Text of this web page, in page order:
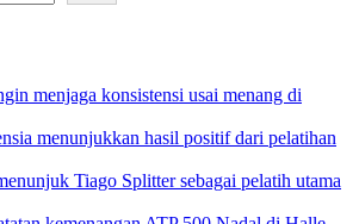
menjaga konsistensi usai menang di
menunjukkan hasil positif dari pelatihan
Tiago Splitter sebagai pelatih utama